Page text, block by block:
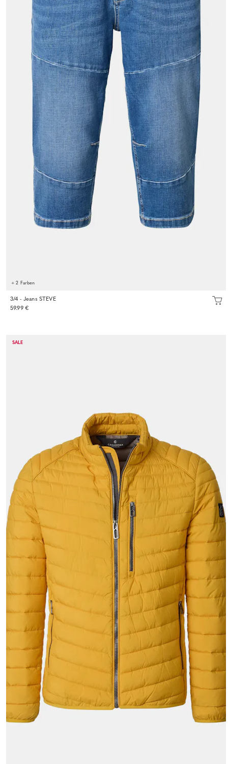
+ 2 Farben
3/4 - Jeans STEVE
59.99 €
SALE